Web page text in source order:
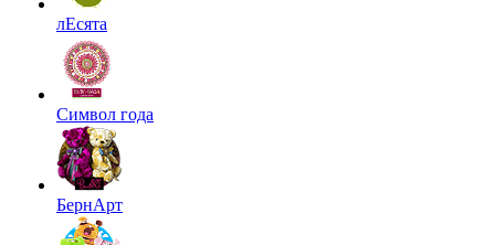
лЕсята
Символ года
БернАрт